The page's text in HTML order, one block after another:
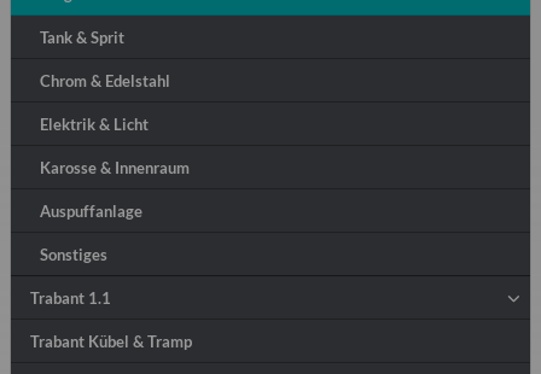
Tank & Sprit
Chrom & Edelstahl
Elektrik & Licht
Karosse & Innenraum
Auspuffanlage
Sonstiges
Trabant 1.1
Trabant Kübel & Tramp